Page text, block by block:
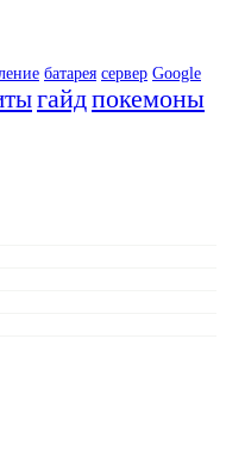
батарея сервер Google
гайдпокемоны